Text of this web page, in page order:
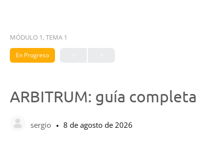
MÓDULO 1, TEMA 1
En Progreso
ARBITRUM: guía completa
sergio 8 de agosto de 2026